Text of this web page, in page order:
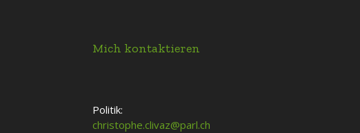
Mich kontaktieren
Politik:
christophe.clivaz@parl.ch